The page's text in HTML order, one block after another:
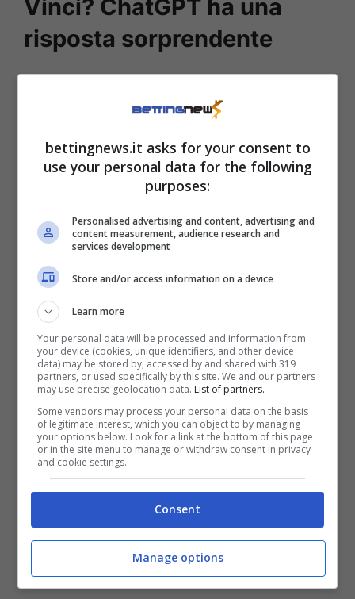
Vinci? ChatGPT ha una
risposta sorprendente
consulto in materia di fortuna è quello dei
gioco in un passatempo, non in un’illusione di
guadagno. Secondo l’intelligenza artificiale,
stabilire primaquanto si vuole spendere
fa abitualmente in altri ambiti.
Vuoi vincere al Gratta e Vinci? ChatGPT ha una risposta
sorprendente – Bettingnews
bettingnews.it asks for your consent to
use your personal data for the following
purposes:
Personalised advertising and content, advertising and
content measurement, audience research and
services development
Store and/or access information on a device
Learn more
Your personal data will be processed and information from
your device (cookies, unique identifiers, and other device
data) may be stored by, accessed by and shared with 319
partners, or used specifically by this site. We and our partners
may use precise geolocation data. List of partners.
Some vendors may process your personal data on the basis
of legitimate interest, which you can object to by managing
your options below. Look for a link at the bottom of this page
or in the site menu to manage or withdraw consent in privacy
and cookie settings.
Consent
Manage options